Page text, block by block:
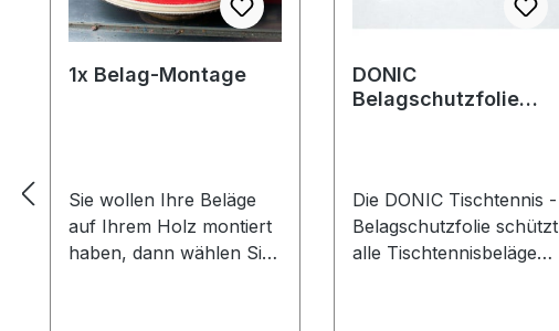
1x Belag-Montage
Sie wollen Ihre Beläge
auf Ihrem Holz montiert
haben, dann wählen Sie
DONIC
Belagschutzfolie
Die DONIC Tischtennis -
Belagschutzfolie schützt
alle Tischtennisbeläge